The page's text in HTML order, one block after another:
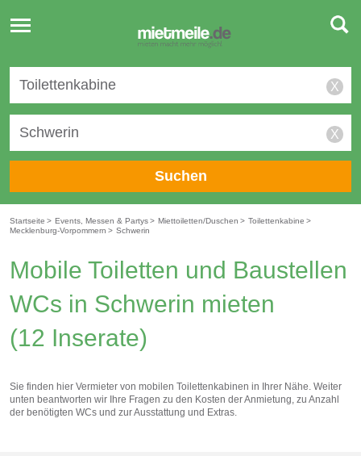
Toggle
navigation
X
X
Suchen
Startseite > Events, Messen & Partys> Miettoiletten/Duschen > Toilettenkabine >
Mecklenburg-Vorpommern > Schwerin
Mobile Toiletten und Baustellen
WCs in Schwerin mieten
(12 Inserate)
Sie finden hier Vermieter von mobilen Toilettenkabinen in Ihrer Nähe. Weiter
unten beantworten wir Ihre Fragen zu den Kosten der Anmietung, zu Anzahl
der benötigten WCs und zur Ausstattung und Extras.